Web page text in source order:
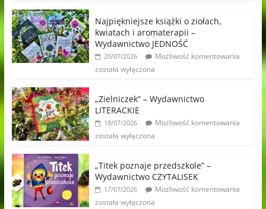
Najpiękniejsze książki o ziołach,
kwiatach i aromaterapii –
Wydawnictwo JEDNOŚĆ
20/07/2026
Możliwość komentowania
została wyłączona
„Zielniczek” – Wydawnictwo
LITERACKIE
18/07/2026
Możliwość komentowania
została wyłączona
„Titek poznaje przedszkole” –
Wydawnictwo CZYTALISEK
17/07/2026
Możliwość komentowania
została wyłączona